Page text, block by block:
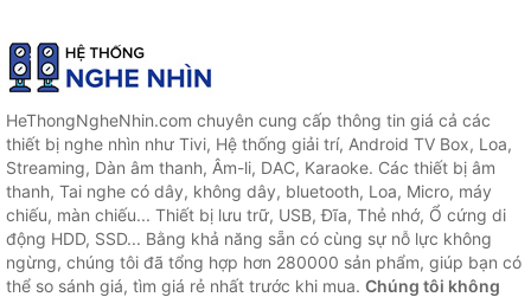
HeThongNgheNhin.com chuyên cung cấp thông tin giá cả các
thiết bị nghe nhìn như Tivi, Hệ thống giải trí, Android TV Box, Loa,
Streaming, Dàn âm thanh, Âm-li, DAC, Karaoke. Các thiết bị âm
thanh, Tai nghe có dây, không dây, bluetooth, Loa, Micro, máy
chiếu, màn chiếu... Thiết bị lưu trữ, USB, Đĩa, Thẻ nhớ, Ổ cứng di
động HDD, SSD... Bằng khả năng sẵn có cùng sự nỗ lực không
ngừng, chúng tôi đã tổng hợp hơn 280000 sản phẩm, giúp bạn có
thể so sánh giá, tìm giá rẻ nhất trước khi mua. Chúng tôi không